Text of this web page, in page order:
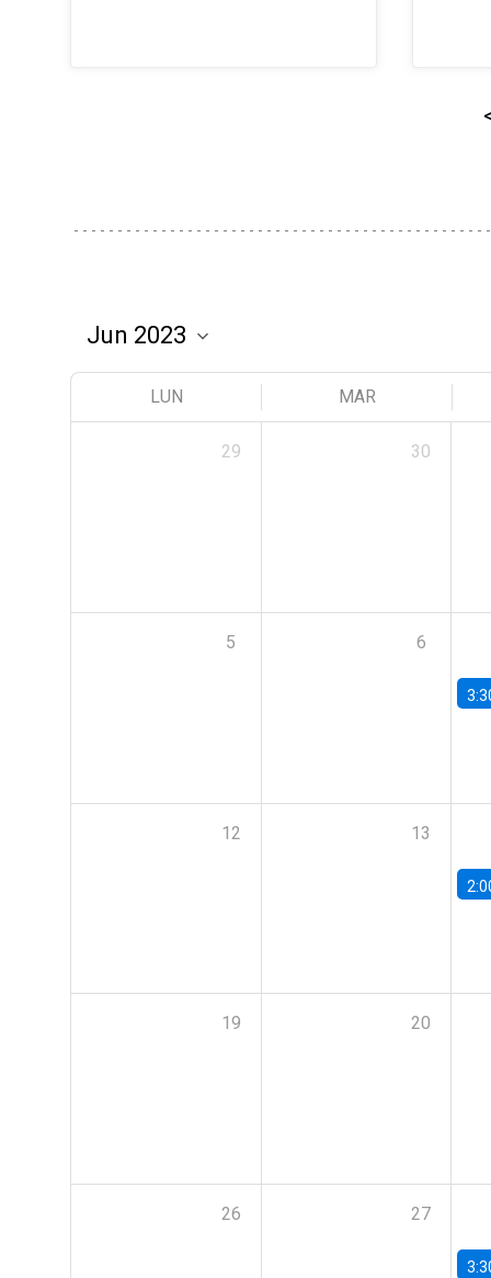
LUN MAR
29 30
5 6
12 13
19 20
26 27